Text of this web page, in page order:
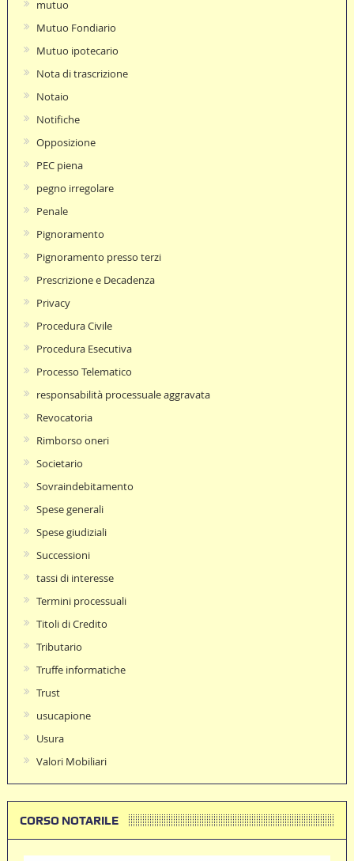
mutuo
Mutuo Fondiario
Mutuo ipotecario
Nota di trascrizione
Notaio
Notifiche
Opposizione
PEC piena
pegno irregolare
Penale
Pignoramento
Pignoramento presso terzi
Prescrizione e Decadenza
Privacy
Procedura Civile
Procedura Esecutiva
Processo Telematico
responsabilità processuale aggravata
Revocatoria
Rimborso oneri
Societario
Sovraindebitamento
Spese generali
Spese giudiziali
Successioni
tassi di interesse
Termini processuali
Titoli di Credito
Tributario
Truffe informatiche
Trust
usucapione
Usura
Valori Mobiliari
CORSO NOTARILE